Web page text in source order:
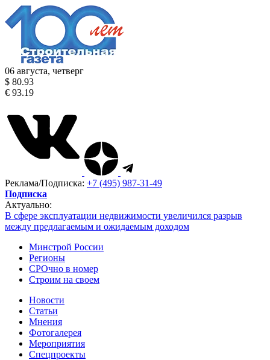
06 августа, четверг
$ 80.93
€ 93.19
Реклама/Подписка: +7 (495) 987-31-49
Подписка
Актуально:
В сфере эксплуатации недвижимости увеличился разрыв
между предлагаемым и ожидаемым доходом
Минстрой России
Регионы
СРОчно в номер
Строим на своем
Новости
Статьи
Мнения
Фотогалерея
Мероприятия
Спецпроекты